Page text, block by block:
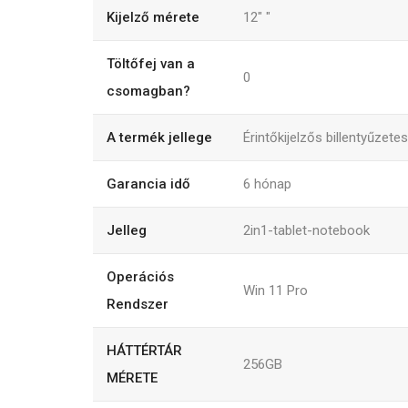
Kijelző mérete 12" "
Töltőfej van a
csomagban?
0
A termék jellege Érintőkijelzős
Garancia idő 6 hónap
Jelleg 2in1-tablet-notebook
Operációs
Rendszer
Win 11 Pro
HÁTTÉRTÁR
MÉRETE
256GB